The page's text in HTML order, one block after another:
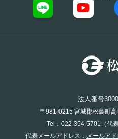
法人番号
〒981-0215 宮城郡松島町
Tel：022-354-5701（代
代表メールアドレス： メールア